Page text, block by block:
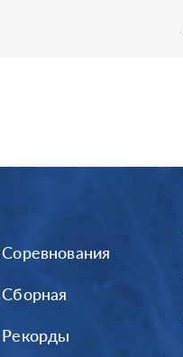
Соревнования
Сборная
Рекорды